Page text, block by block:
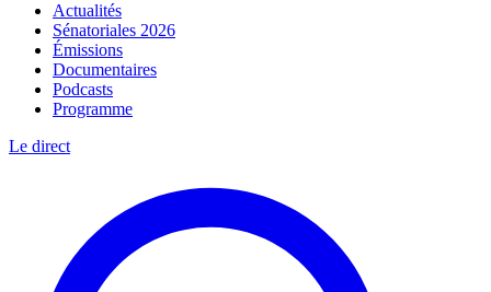
Actualités
Sénatoriales 2026
Émissions
Documentaires
Podcasts
Programme
Le direct